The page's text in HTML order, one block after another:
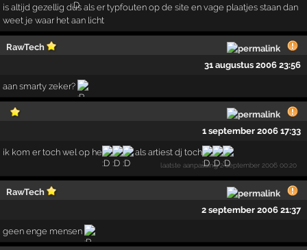
is altijd gezellig dus als er typfouten op de site en vage plaatjes staan dan
weet je waar het aan licht
RawTech
31 augustus 2006 23:56
aan smarty zeker?
1 september 2006 17:33
ik kom er toch wel op he als artiest dj toch
laatste aanpassing2 september 2006 00:20
RawTech
2 september 2006 21:37
geen enge mensen